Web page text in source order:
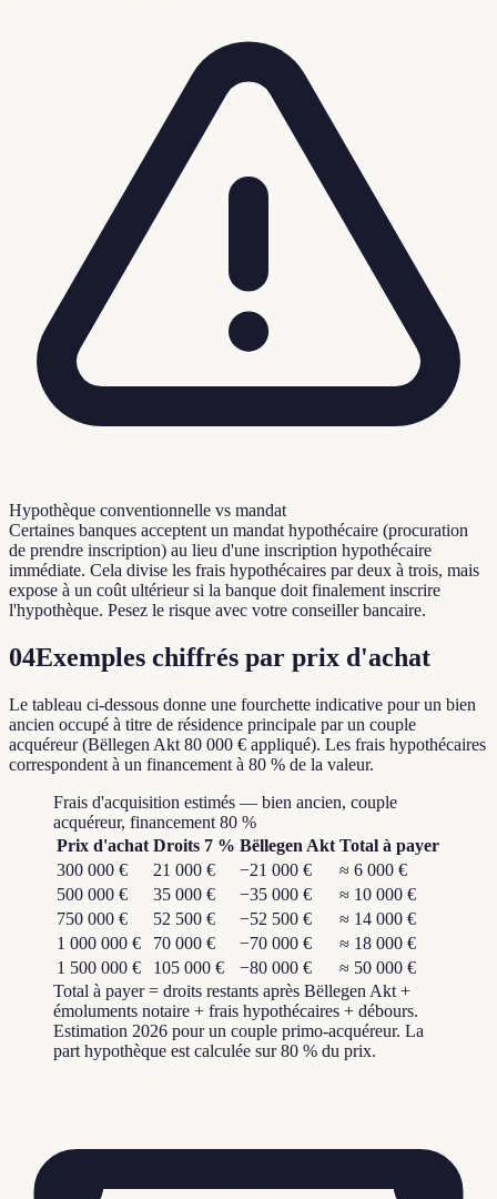
Hypothèque conventionnelle vs mandat
Certaines banques acceptent un mandat hypothécaire (procuration
de prendre inscription) au lieu d'une inscription hypothécaire
immédiate. Cela divise les frais hypothécaires par deux à trois, mais
expose à un coût ultérieur si la banque doit finalement inscrire
l'hypothèque. Pesez le risque avec votre conseiller bancaire.
04Exemples chiffrés par prix d'achat
Le tableau ci-dessous donne une fourchette indicative pour un bien
ancien occupé à titre de résidence principale par un couple
acquéreur (Bëllegen Akt 80 000 € appliqué). Les frais hypothécaires
correspondent à un financement à 80 % de la valeur.
Frais d'acquisition estimés — bien ancien, couple
acquéreur, financement 80 %
Prix d'achat Droits 7 % Bëllegen Akt Total à payer
300 000 €
21 000 € −21 000 €
≈ 6 000 €
500 000 €
35 000 € −35 000 €
≈ 10 000 €
750 000 €
52 500 € −52 500 €
≈ 14 000 €
1 000 000 €
70 000 € −70 000 €
≈ 18 000 €
1 500 000 €
105 000 € −80 000 €
≈ 50 000 €
Total à payer = droits restants après Bëllegen Akt +
émoluments notaire + frais hypothécaires + débours.
Estimation 2026 pour un couple primo-acquéreur. La
part hypothèque est calculée sur 80 % du prix.